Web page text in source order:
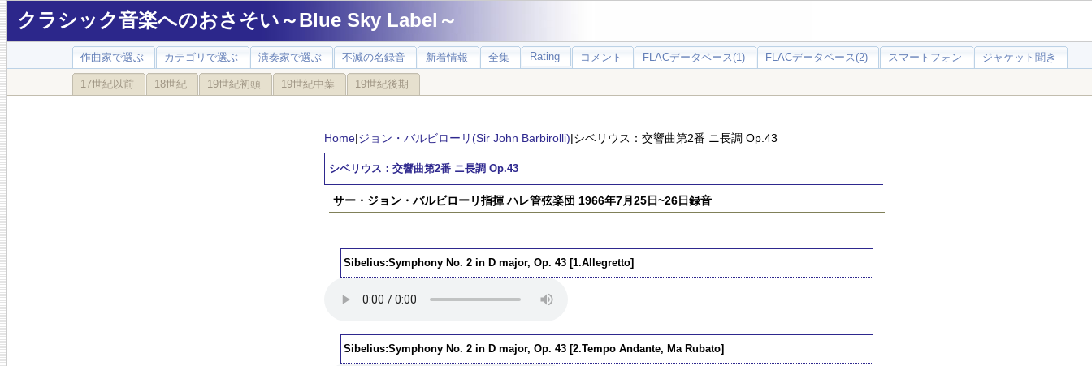
クラシック音楽へのおさそい～Blue Sky Label～
作曲家で選ぶ カテゴリで選ぶ 演奏家で選ぶ 不滅の名録音 新着情報 全集 Rating コメント FLACデータベース(1) FLACデータベース(2) スマートフォン ジャケット聞き
17世紀以前 18世紀 19世紀初頭 19世紀中葉 19世紀後期
Home|ジョン・バルビローリ(Sir John Barbirolli)|シベリウス：交響曲第2番 ニ長調 Op.43
シベリウス：交響曲第2番 ニ長調 Op.43
サー・ジョン・バルビローリ指揮 ハレ管弦楽団 1966年7月25日~26日録音
Sibelius:Symphony No. 2 in D major, Op. 43 [1.Allegretto]
Sibelius:Symphony No. 2 in D major, Op. 43 [2.Tempo Andante, Ma Rubato]